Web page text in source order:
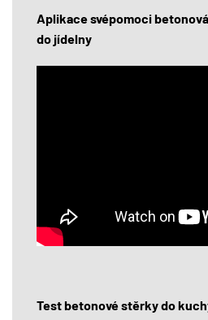
Aplikace svépomoci
do jídelny
Test betonové stěrky do